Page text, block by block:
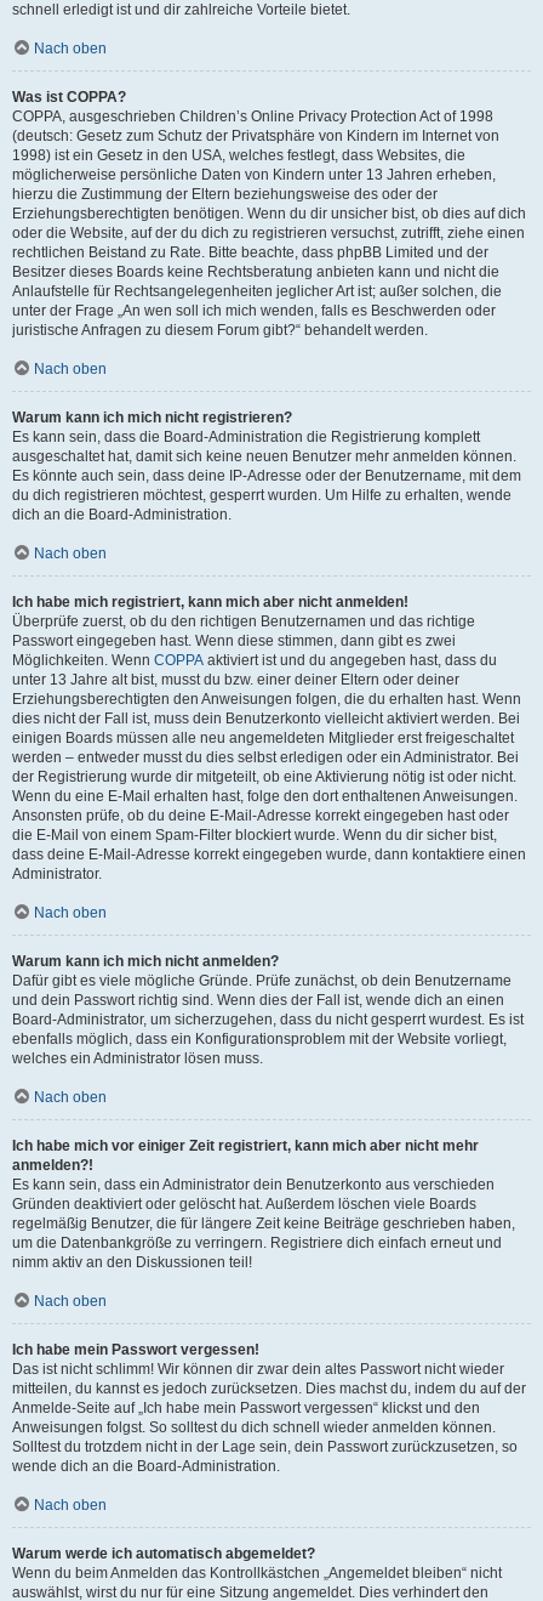
schnell erledigt ist und dir zahlreiche Vorteile bietet.
Nach oben
Was ist COPPA?
COPPA, ausgeschrieben Children’s Online Privacy Protection Act of 1998
(deutsch: Gesetz zum Schutz der Privatsphäre von Kindern im Internet von
1998) ist ein Gesetz in den USA, welches festlegt, dass Websites, die
möglicherweise persönliche Daten von Kindern unter 13 Jahren erheben,
hierzu die Zustimmung der Eltern beziehungsweise des oder der
Erziehungsberechtigten benötigen. Wenn du dir unsicher bist, ob dies auf dich
oder die Website, auf der du dich zu registrieren versuchst, zutrifft, ziehe einen
rechtlichen Beistand zu Rate. Bitte beachte, dass phpBB Limited und der
Besitzer dieses Boards keine Rechtsberatung anbieten kann und nicht die
Anlaufstelle für Rechtsangelegenheiten jeglicher Art ist; außer solchen, die
unter der Frage „An wen soll ich mich wenden, falls es Beschwerden oder
juristische Anfragen zu diesem Forum gibt?“ behandelt werden.
Nach oben
Warum kann ich mich nicht registrieren?
Es kann sein, dass die Board-Administration die Registrierung komplett
ausgeschaltet hat, damit sich keine neuen Benutzer mehr anmelden können.
Es könnte auch sein, dass deine IP-Adresse oder der Benutzername, mit dem
du dich registrieren möchtest, gesperrt wurden. Um Hilfe zu erhalten, wende
dich an die Board-Administration.
Nach oben
Ich habe mich registriert, kann mich aber nicht anmelden!
Überprüfe zuerst, ob du den richtigen Benutzernamen und das richtige
Passwort eingegeben hast. Wenn diese stimmen, dann gibt es zwei
Möglichkeiten. Wenn COPPA aktiviert ist und du angegeben hast, dass du
unter 13 Jahre alt bist, musst du bzw. einer deiner Eltern oder deiner
Erziehungsberechtigten den Anweisungen folgen, die du erhalten hast. Wenn
dies nicht der Fall ist, muss dein Benutzerkonto vielleicht aktiviert werden. Bei
einigen Boards müssen alle neu angemeldeten Mitglieder erst freigeschaltet
werden – entweder musst du dies selbst erledigen oder ein Administrator. Bei
der Registrierung wurde dir mitgeteilt, ob eine Aktivierung nötig ist oder nicht.
Wenn du eine E-Mail erhalten hast, folge den dort enthaltenen Anweisungen.
Ansonsten prüfe, ob du deine E-Mail-Adresse korrekt eingegeben hast oder
die E-Mail von einem Spam-Filter blockiert wurde. Wenn du dir sicher bist,
dass deine E-Mail-Adresse korrekt eingegeben wurde, dann kontaktiere einen
Administrator.
Nach oben
Warum kann ich mich nicht anmelden?
Dafür gibt es viele mögliche Gründe. Prüfe zunächst, ob dein Benutzername
und dein Passwort richtig sind. Wenn dies der Fall ist, wende dich an einen
Board-Administrator, um sicherzugehen, dass du nicht gesperrt wurdest. Es ist
ebenfalls möglich, dass ein Konfigurationsproblem mit der Website vorliegt,
welches ein Administrator lösen muss.
Nach oben
Ich habe mich vor einiger Zeit registriert, kann mich aber nicht mehr
anmelden?!
Es kann sein, dass ein Administrator dein Benutzerkonto aus verschieden
Gründen deaktiviert oder gelöscht hat. Außerdem löschen viele Boards
regelmäßig Benutzer, die für längere Zeit keine Beiträge geschrieben haben,
um die Datenbankgröße zu verringern. Registriere dich einfach erneut und
nimm aktiv an den Diskussionen teil!
Nach oben
Ich habe mein Passwort vergessen!
Das ist nicht schlimm! Wir können dir zwar dein altes Passwort nicht wieder
mitteilen, du kannst es jedoch zurücksetzen. Dies machst du, indem du auf der
Anmelde-Seite auf „Ich habe mein Passwort vergessen“ klickst und den
Anweisungen folgst. So solltest du dich schnell wieder anmelden können.
Solltest du trotzdem nicht in der Lage sein, dein Passwort zurückzusetzen, so
wende dich an die Board-Administration.
Nach oben
Warum werde ich automatisch abgemeldet?
Wenn du beim Anmelden das Kontrollkästchen „Angemeldet bleiben“ nicht
auswählst, wirst du nur für eine Sitzung angemeldet. Dies verhindert den